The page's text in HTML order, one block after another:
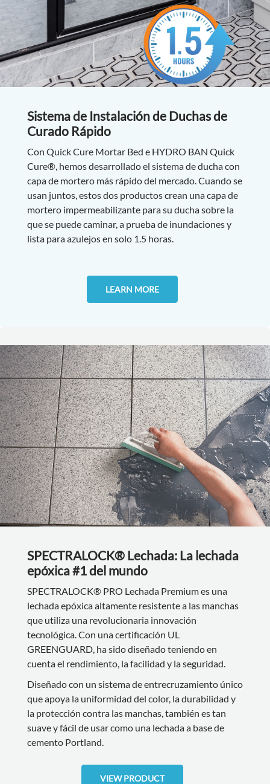
Sistema de Instalación de Duchas de
Curado Rápido
Con Quick Cure Mortar Bed e HYDRO BAN Quick
Cure®, hemos desarrollado el sistema de ducha con
capa de mortero más rápido del mercado. Cuando se
usan juntos, estos dos productos crean una capa de
mortero impermeabilizante para su ducha sobre la
que se puede caminar, a prueba de inundaciones y
lista para azulejos en solo 1.5 horas.
LEARN MORE
SPECTRALOCK® Lechada: La lechada
epóxica #1 del mundo
SPECTRALOCK® PRO Lechada Premium es una
lechada epóxica altamente resistente a las manchas
que utiliza una revolucionaria innovación
tecnológica. Con una certificación UL
GREENGUARD, ha sido diseñado teniendo en
cuenta el rendimiento, la facilidad y la seguridad.
Diseñado con un sistema de entrecruzamiento único
que apoya la uniformidad del color, la durabilidad y
la protección contra las manchas, también es tan
suave y fácil de usar como una lechada a base de
cemento Portland.
VIEW PRODUCT